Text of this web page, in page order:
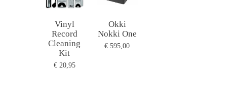
Vinyl
Record
Cleaning
Kit
€ 20,95
Okki
Nokki One
€ 595,00